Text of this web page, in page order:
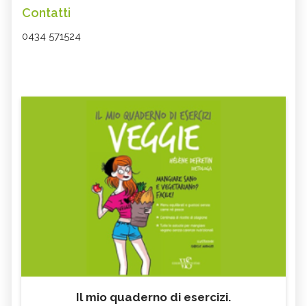
Contatti
0434 571524
Il mio quaderno di esercizi.